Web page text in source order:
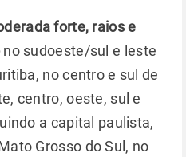
forte, raios e
no sudoeste/sul e leste
no centro e sul de
centro, oeste, sul e
a capital paulista,
Grosso do Sul, no